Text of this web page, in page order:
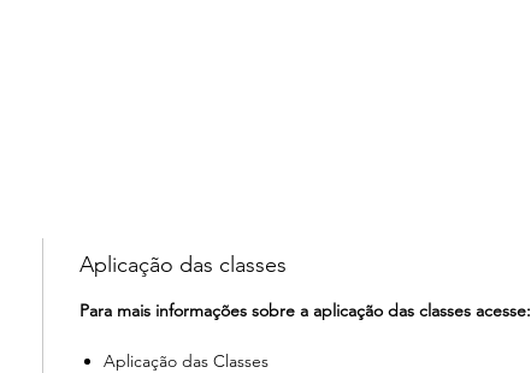
Aplicação das classes
Para mais informações sobre a aplicação das classes acesse:
Aplicação das Classes